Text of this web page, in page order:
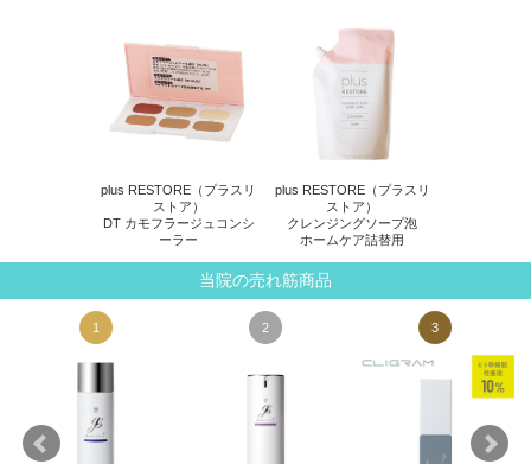
plus RESTORE（プラスリ
ストア）
DT カモフラージュコンシ
ーラー
plus RESTORE（プラスリ
ストア）
クレンジングソープ泡
ホームケア詰替用
当院の売れ筋商品
1 2 3